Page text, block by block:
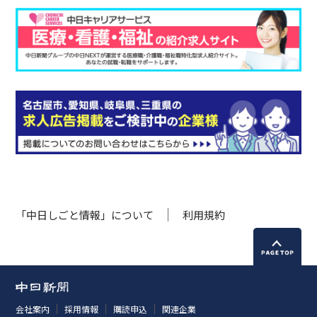
「中日しごと情報」について 利用規約
会社案内 採用情報 購読申込 関連企業